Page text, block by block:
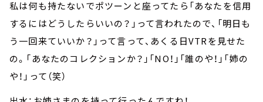
私は何も持たないでポツーンと座ってたら「あなたを信用
するにはどうしたらいいの？」って言われたので、「明日も
う一回来ていいか？」って言って、あくる日VTRを見せた
の。「あなたのコレクションか？」「NO！」「誰のや！」「姉の
や！」って（笑）